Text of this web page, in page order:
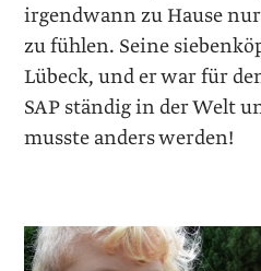
irgendwann zu Hause
zu fühlen. Seine
Lübeck, und er war für
SAP ständig in der Welt
musste anders werden!